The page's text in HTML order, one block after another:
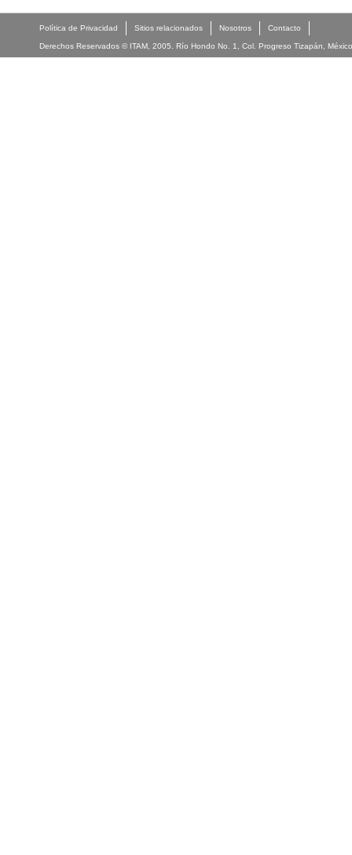
Política de Privacidad Sitios relacionados Nosotros Contacto
Derechos Reservados © ITAM, 2005. Río Hondo No. 1, Col. Progreso Tizapán,